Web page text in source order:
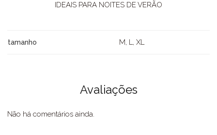
IDEAIS PARA NOITES DE VERÃO
tamanho M, L, XL
Avaliações
Não há comentários ainda.